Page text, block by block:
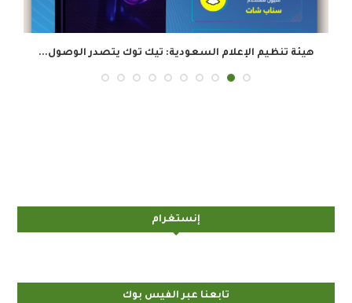
هيئة تنظيم الإعلام السعودية: تيك توك يتصدر الوصول...
إنستغرام
تابعنا عبر الفيس بوك